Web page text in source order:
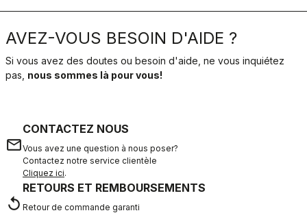
AVEZ-VOUS BESOIN D'AIDE ?
Si vous avez des doutes ou besoin d'aide, ne vous inquiétez
pas, nous sommes là pour vous!
email
CONTACTEZ NOUS
Vous avez une question à nous poser?
Contactez notre service clientèle
Cliquez ici.
replay
RETOURS ET REMBOURSEMENTS
Retour de commande garanti